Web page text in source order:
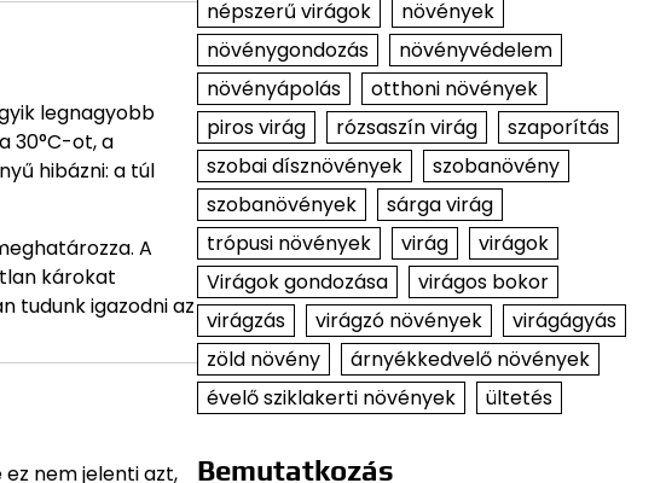
legnagyobb
30°C-ot, a
hibázni: a túl
A
károkat
tudunk igazodni az
nem jelenti azt,
népszerű virágok
növények
növénygondozás
növényvédelem
növényápolás
otthoni növények
piros virág
rózsaszín virág
szaporítás
szobai dísznövények
szobanövény
szobanövények
sárga virág
trópusi növények
virág
virágok
Virágok gondozása
virágos bokor
virágzás
virágzó növények
virágágyás
zöld növény
árnyékkedvelő növények
évelő sziklakerti növények
ültetés
Bemutatkozás